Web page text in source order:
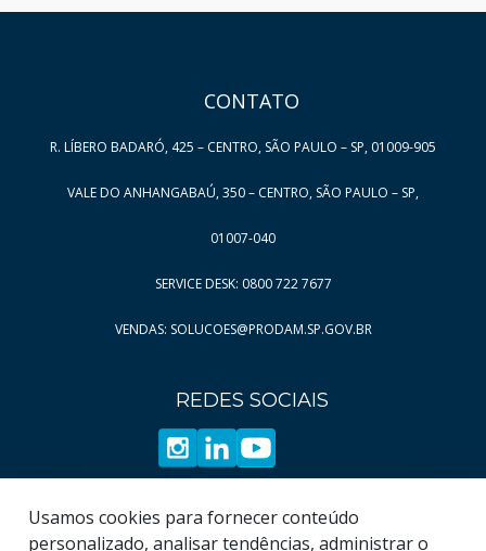
CONTATO
R. LÍBERO BADARÓ, 425 – CENTRO, SÃO PAULO – SP, 01009-905
VALE DO ANHANGABAÚ, 350 – CENTRO, SÃO PAULO – SP,
01007-040
SERVICE DESK: 0800 722 7677
VENDAS: SOLUCOES@PRODAM.SP.GOV.BR
REDES SOCIAIS
Usamos cookies para fornecer conteúdo
personalizado, analisar tendências, administrar o